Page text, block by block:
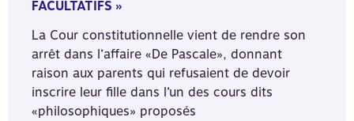
FACULTATIFS »
La Cour constitutionnelle vient de rendre son
arrêt dans l’affaire «De Pascale», donnant
raison aux parents qui refusaient de devoir
inscrire leur fille dans l’un des cours dits
«philosophiques» proposés